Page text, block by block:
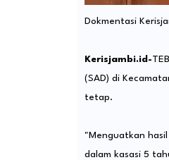
Dokmentasi
Kerisjambi.id-
(SAD) di
tetap.
"Menguatkan
dalam kasasi 5